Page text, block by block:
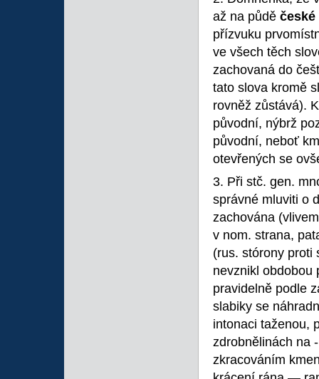
až na půdě české
přízvuku
ve všech těch
zachovaná do
tato slova kromě
rovněž zůstává).
původní, nýbrž
původní, neboť
otevřených se
3. Při stč. gen.
správné mluviti o
zachována
v nom. strana,
(rus. stórony
nevznikl obdobou
pravidelně podle
slabiky se
intonaci taženou,
zdrobnělinách na
zkracováním